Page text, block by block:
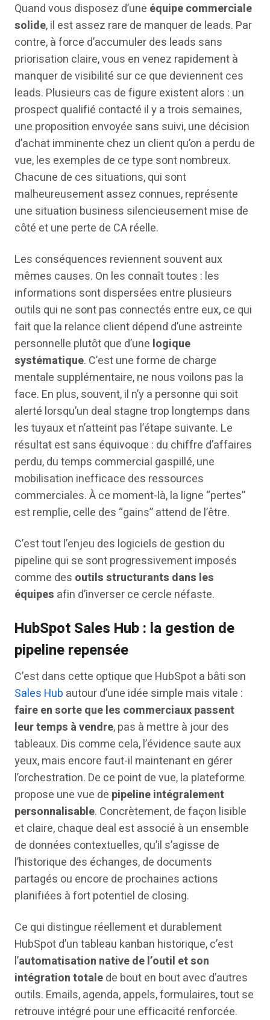
Quand vous disposez d’une équipe commerciale
solide, il est assez rare de manquer de leads. Par
contre, à force d’accumuler des leads sans
priorisation claire, vous en venez rapidement à
manquer de visibilité sur ce que deviennent ces
leads. Plusieurs cas de figure existent alors : un
prospect qualifié contacté il y a trois semaines,
une proposition envoyée sans suivi, une décision
d’achat imminente chez un client qu’on a perdu de
vue, les exemples de ce type sont nombreux.
Chacune de ces situations, qui sont
malheureusement assez connues, représente
une situation business silencieusement mise de
côté et une perte de CA réelle.
Les conséquences reviennent souvent aux
mêmes causes. On les connaît toutes : les
informations sont dispersées entre plusieurs
outils qui ne sont pas connectés entre eux, ce qui
fait que la relance client dépend d’une astreinte
personnelle plutôt que d’une logique
systématique. C’est une forme de charge
mentale supplémentaire, ne nous voilons pas la
face. En plus, souvent, il n’y a personne qui soit
alerté lorsqu’un deal stagne trop longtemps dans
les tuyaux et n’atteint pas l’étape suivante. Le
résultat est sans équivoque : du chiffre d’affaires
perdu, du temps commercial gaspillé, une
mobilisation inefficace des ressources
commerciales. À ce moment-là, la ligne “pertes”
est remplie, celle des “gains” attend de l’être.
C’est tout l’enjeu des logiciels de gestion du
pipeline qui se sont progressivement imposés
comme des outils structurants dans les
équipes afin d’inverser ce cercle néfaste.
HubSpot Sales Hub : la gestion de
pipeline repensée
C’est dans cette optique que HubSpot a bâti son
Sales Hub autour d’une idée simple mais vitale :
faire en sorte que les commerciaux passent
leur temps à vendre, pas à mettre à jour des
tableaux. Dis comme cela, l’évidence saute aux
yeux, mais encore faut-il maintenant en gérer
l’orchestration. De ce point de vue, la plateforme
propose une vue de pipeline intégralement
personnalisable. Concrètement, de façon lisible
et claire, chaque deal est associé à un ensemble
de données contextuelles, qu’il s’agisse de
l’historique des échanges, de documents
partagés ou encore de prochaines actions
planifiées à fort potentiel de closing.
Ce qui distingue réellement et durablement
HubSpot d’un tableau kanban historique, c’est
l’automatisation native de l’outil et son
intégration totalede bout en bout avec d’autres
outils. Emails, agenda, appels, formulaires, tout se
retrouve intégré pour une efficacité renforcée.